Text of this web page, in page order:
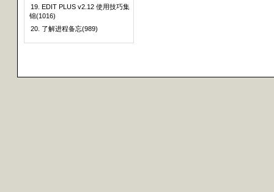
19. EDIT PLUS v2.12 使用技巧集
锦(1016)
20. 了解进程备忘(989)